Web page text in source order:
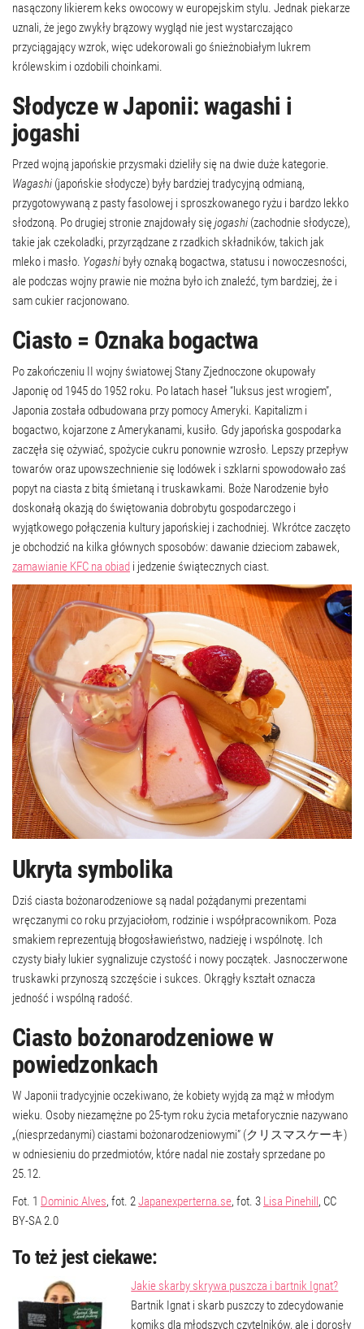
nasączony likierem keks owocowy w europejskim stylu. Jednak piekarze
uznali, że jego zwykły brązowy wygląd nie jest wystarczająco
przyciągający wzrok, więc udekorowali go śnieżnobiałym lukrem
królewskim i ozdobili choinkami.
Słodycze w Japonii: wagashi i
jogashi
Przed wojną japońskie przysmaki dzieliły się na dwie duże kategorie.
Wagashi (japońskie słodycze) były bardziej tradycyjną odmianą,
przygotowywaną z pasty fasolowej i sproszkowanego ryżu i bardzo lekko
słodzoną. Po drugiej stronie znajdowały sięjogashi (zachodnie słodycze),
takie jak czekoladki, przyrządzane z rzadkich składników, takich jak
mleko i masło. Yogashi były oznaką bogactwa, statusu i nowoczesności,
ale podczas wojny prawie nie można było ich znaleźć, tym bardziej, że i
sam cukier racjonowano.
Ciasto = Oznaka bogactwa
Po zakończeniu II wojny światowej Stany Zjednoczone okupowały
Japonię od 1945 do 1952 roku. Po latach haseł “luksus jest wrogiem”,
Japonia została odbudowana przy pomocy Ameryki. Kapitalizm i
bogactwo, kojarzone z Amerykanami, kusiło. Gdy japońska gospodarka
zaczęła się ożywiać, spożycie cukru ponownie wzrosło. Lepszy przepływ
towarów oraz upowszechnienie się lodówek i szklarni spowodowało zaś
popyt na ciasta z bitą śmietaną i truskawkami. Boże Narodzenie było
doskonałą okazją do świętowania dobrobytu gospodarczego i
wyjątkowego połączenia kultury japońskiej i zachodniej. Wkrótce zaczęto
je obchodzić na kilka głównych sposobów: dawanie dzieciom zabawek,
zamawianie KFC na obiad i jedzenie świątecznych ciast.
Ukryta symbolika
Dziś ciasta bożonarodzeniowe są nadal pożądanymi prezentami
wręczanymi co roku przyjaciołom, rodzinie i współpracownikom. Poza
smakiem reprezentują błogosławieństwo, nadzieję i wspólnotę. Ich
czysty biały lukier sygnalizuje czystość i nowy początek. Jasnoczerwone
truskawki przynoszą szczęście i sukces. Okrągły kształt oznacza
jedność i wspólną radość.
Ciasto bożonarodzeniowe w
powiedzonkach
W Japonii tradycyjnie oczekiwano, że kobiety wyjdą za mąż w młodym
wieku. Osoby niezamężne po 25-tym roku życia metaforycznie nazywano
„(niesprzedanymi) ciastami bożonarodzeniowymi” (クリスマスケーキ)
w odniesieniu do przedmiotów, które nadal nie zostały sprzedane po
25.12.
Fot. 1 Dominic Alves, fot. 2Japanexperterna.se, fot. 3 Lisa Pinehill, CC
BY-SA 2.0
To też jest ciekawe:
Jakie skarby skrywa puszcza i bartnik Ignat?
Bartnik Ignat i skarb puszczy to zdecydowanie
komiks dla młodszych czytelników, ale i dorosły